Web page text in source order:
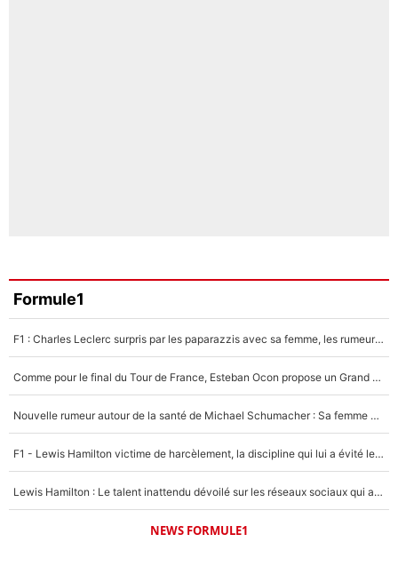
Formule1
F1 : Charles Leclerc surpris par les paparazzis avec sa femme, les rumeurs étaient vraies !
Comme pour le final du Tour de France, Esteban Ocon propose un Grand Prix de Formule 1 à Paris : «Autour de l’Arc de Triomphe, ce serait génial» !
Nouvelle rumeur autour de la santé de Michael Schumacher : Sa femme Corinna sort du silence
F1 - Lewis Hamilton victime de harcèlement, la discipline qui lui a évité le pire : «J'aurais probablement mal tourné»
Lewis Hamilton : Le talent inattendu dévoilé sur les réseaux sociaux qui a impressionné Kim Kardashian pendant leurs vacances en amoureux !
NEWS FORMULE1